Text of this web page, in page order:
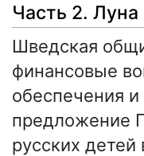
Часть 2. Луна
Шведская
финансовые
обеспечения
предложение
русских